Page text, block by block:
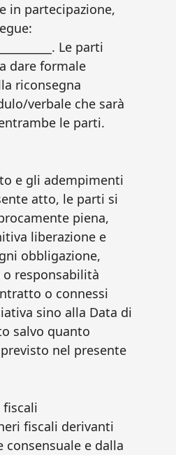
in partecipazione,
Le parti
dare formale
riconsegna
verbale che sarà
le parti.
e gli adempimenti
atto, le parti si
piena,
liberazione e
obbligazione,
responsabilità
o connessi
sino alla Data di
salvo quanto
nel presente
fiscali
fiscali derivanti
consensuale e dalla